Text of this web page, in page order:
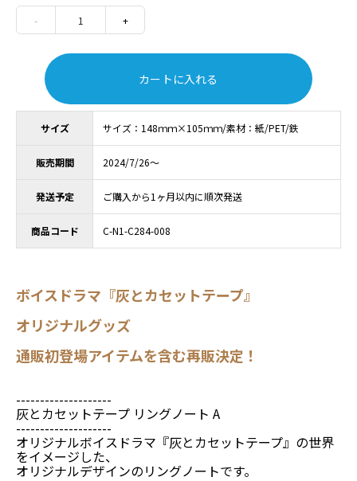
サイズ サイズ：148ｍｍ×105ｍｍ/素材：紙/PET/鉄
販売期間 2024/7/26～
発送予定 ご購入から1ヶ月以内に順次発送
商品コード C-N1-C284-008
- 1 +
カートに入れる
ボイスドラマ『灰とカセットテープ』
オリジナルグッズ
通販初登場アイテムを含む再販決定！
--------------------
灰とカセットテープ リングノート A
--------------------
オリジナルボイスドラマ『灰とカセットテープ』の世界
をイメージした、
オリジナルデザインのリングノートです。